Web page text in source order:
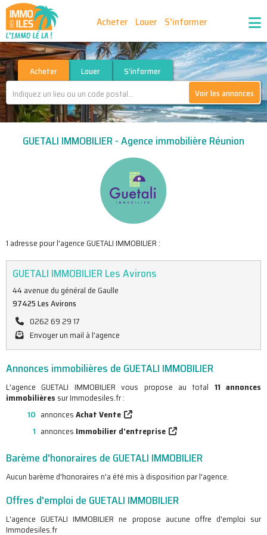
Acheter Louer S'informer
Publiez vos annonces Nos agences partenaires
Nos outils Ma sélection d'annonces
Recrutement Partenaires
Acheter Louer
S'informer
Voir les annonces
GUETALI IMMOBILIER - Agence immobilière Réunion
1 adresse pour l'agence GUETALI IMMOBILIER :
GUETALI IMMOBILIER Les Avirons
44 avenue du général de Gaulle
97425 Les Avirons
0262 69 29 17
Envoyer un mail à l'agence
Annonces immobilières de GUETALI IMMOBILIER
L'agence GUETALI IMMOBILIER vous propose au total 11 annonces
immobilières sur Immodesiles.fr :
10 annoncesAchat Vente
1 annonces Immobilier d'entreprise
Barème d'honoraires de GUETALI IMMOBILIER
Aucun barème d'honoraires n'a été mis à disposition par l'agence.
Offres d'emploi de GUETALI IMMOBILIER
L'agence GUETALI IMMOBILIER ne propose aucune offre d'emploi sur
Immodesiles.fr